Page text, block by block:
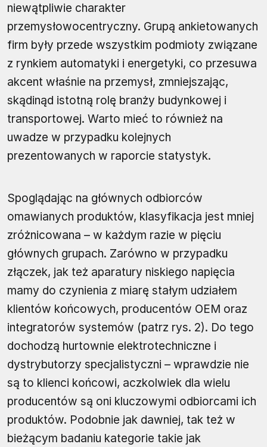
niewątpliwie charakter
przemysłowocentryczny. Grupą ankietowanych
firm były przede wszystkim podmioty związane
z rynkiem automatyki i energetyki, co przesuwa
akcent właśnie na przemysł, zmniejszając,
skądinąd istotną rolę branży budynkowej i
transportowej. Warto mieć to również na
uwadze w przypadku kolejnych
prezentowanych w raporcie statystyk.
Spoglądając na głównych odbiorców
omawianych produktów, klasyfikacja jest mniej
zróżnicowana – w każdym razie w pięciu
głównych grupach. Zarówno w przypadku
złączek, jak też aparatury niskiego napięcia
mamy do czynienia z miarę stałym udziałem
klientów końcowych, producentów OEM oraz
integratorów systemów (patrz rys. 2). Do tego
dochodzą hurtownie elektrotechniczne i
dystrybutorzy specjalistyczni – wprawdzie nie
są to klienci końcowi, aczkolwiek dla wielu
producentów są oni kluczowymi odbiorcami ich
produktów. Podobnie jak dawniej, tak też w
bieżącym badaniu kategorie takie jak